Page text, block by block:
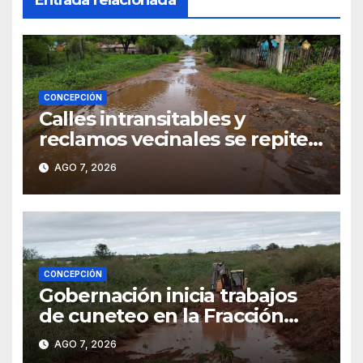
CONCEPCIÓN
Calles intransitables y
reclamos vecinales se repiten
en barrios de Concepción
AGO 7, 2026
CONCEPCIÓN
Gobernación inicia trabajos
de cuneteo en la Fracción
José Félix
AGO 7, 2026